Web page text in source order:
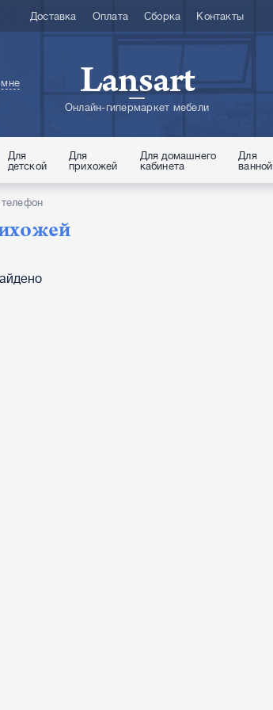
Доставка Оплата Сборка Контакты
мне Lansart
Онлайн-гипермаркет мебели
Для
детской
Для
прихожей
Для домашнего
кабинета
Для
ванной